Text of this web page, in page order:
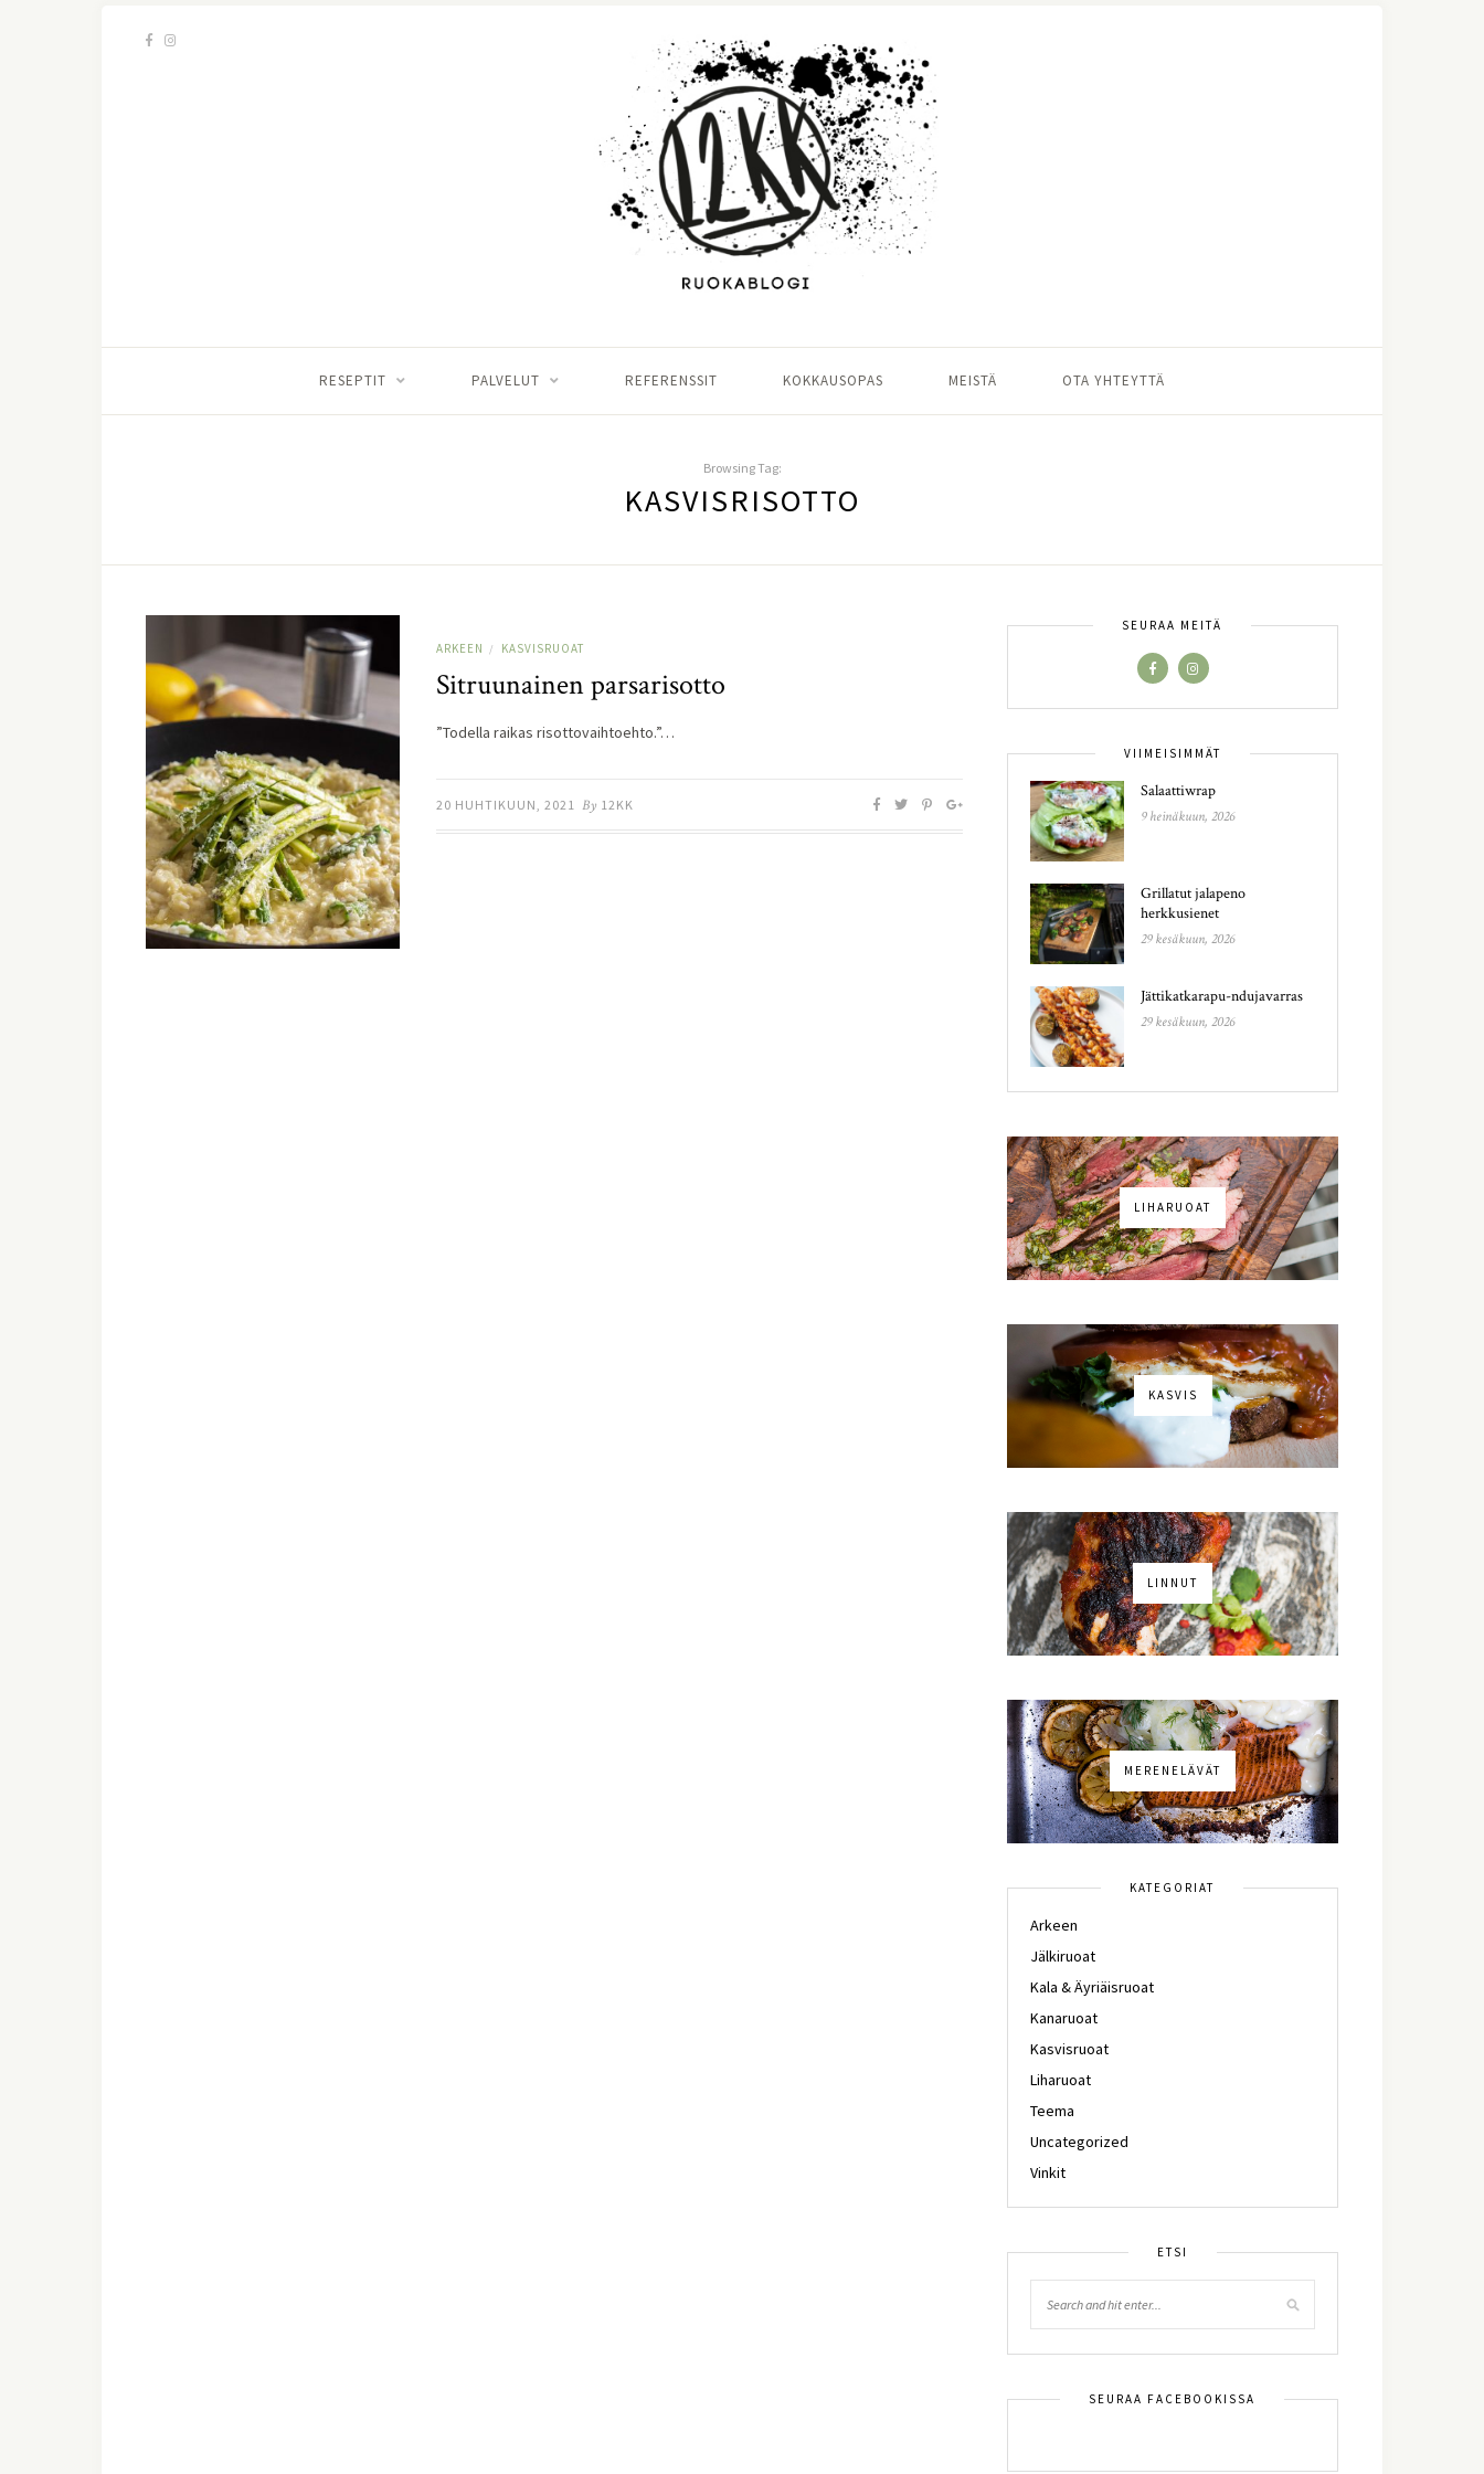
RESEPTIT PALVELUT REFERENSSIT KOKKAUSOPAS MEISTÄ OTA YHTEYTTÄ
Browsing Tag:
KASVISRISOTTO
ARKEEN / KASVISRUOAT
Sitruunainen parsarisotto
”Todella raikas risottovaihtoehto.”…
20 HUHTIKUUN, 2021 By 12KK
SEURAA MEITÄ
VIIMEISIMMÄT
Salaattiwrap
9 heinäkuun, 2026
Grillatut jalapeno
herkkusienet
29 kesäkuun, 2026
Jättikatkarapu-ndujavarras
29 kesäkuun, 2026
LIHARUOAT
KASVIS
LINNUT
MERENELÄVÄT
KATEGORIAT
Arkeen
Jälkiruoat
Kala & Äyriäisruoat
Kanaruoat
Kasvisruoat
Liharuoat
Teema
Uncategorized
Vinkit
ETSI
SEURAA FACEBOOKISSA